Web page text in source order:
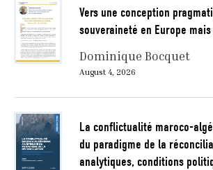
Vers une conception
souveraineté en Europe
Dominique Bocquet
August 4, 2026
La conflictualité maroco-
du paradigme de la
analytiques, conditions